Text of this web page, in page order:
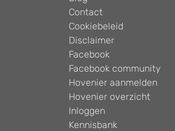
Contact
Cookiebeleid
Disclaimer
Facebook
Facebook community
Hovenier aanmelden
Hovenier overzicht
Inloggen
Kennisbank